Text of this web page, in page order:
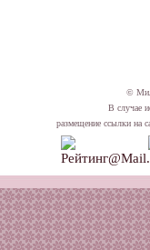
©
В случае
размещение ссылки на